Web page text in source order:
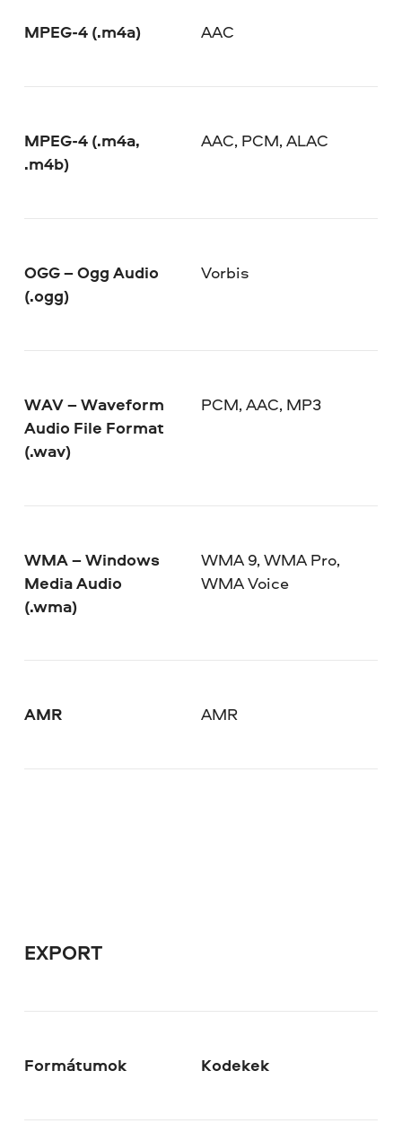
MPEG-4 (.m4a) AAC
MPEG-4 (.m4a,
.m4b)
AAC, PCM, ALAC
OGG – Ogg Audio
(.ogg)
Vorbis
WAV – Waveform
Audio File Format
(.wav)
PCM, AAC, MP3
WMA – Windows
Media Audio
(.wma)
WMA 9, WMA Pro,
WMA Voice
AMR AMR
EXPORT
Formátumok Kodekek